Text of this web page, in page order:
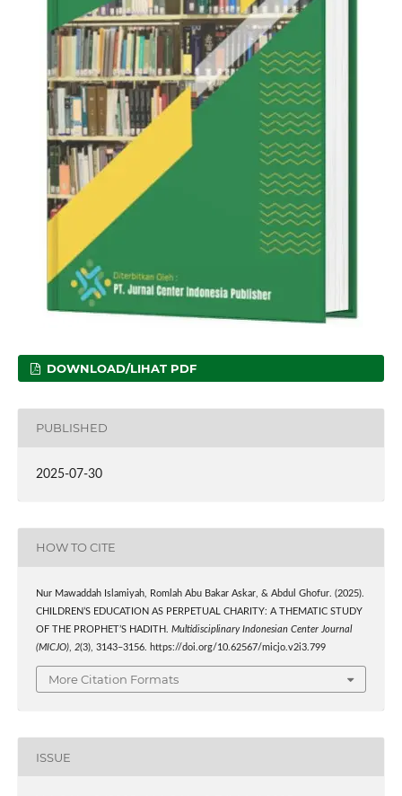
DOWNLOAD/LIHAT PDF
PUBLISHED
2025-07-30
HOW TO CITE
Nur Mawaddah Islamiyah, Romlah Abu Bakar Askar, & Abdul Ghofur. (2025).
CHILDREN’S EDUCATION AS PERPETUAL CHARITY: A THEMATIC STUDY
OF THE PROPHET’S HADITH. Multidisciplinary Indonesian Center Journal
(MICJO), 2(3), 3143–3156. https://doi.org/10.62567/micjo.v2i3.799
More Citation Formats
ISSUE